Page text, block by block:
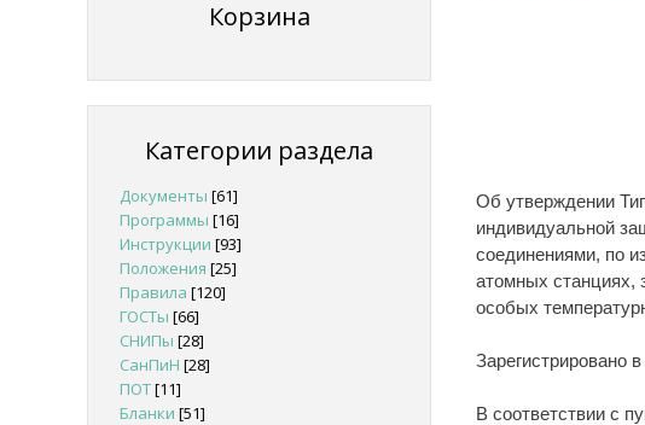
Об утверждении
индивидуальной
соединениями, по
атомных станциях,
особых
Зарегистрировано
В соответствии с
Корзина
Категории раздела
Документы [61]
Программы [16]
Инструкции [93]
Положения [25]
Правила [120]
ГОСТы [66]
СНИПы [28]
СанПиН [28]
ПОТ[11]
Бланки [51]